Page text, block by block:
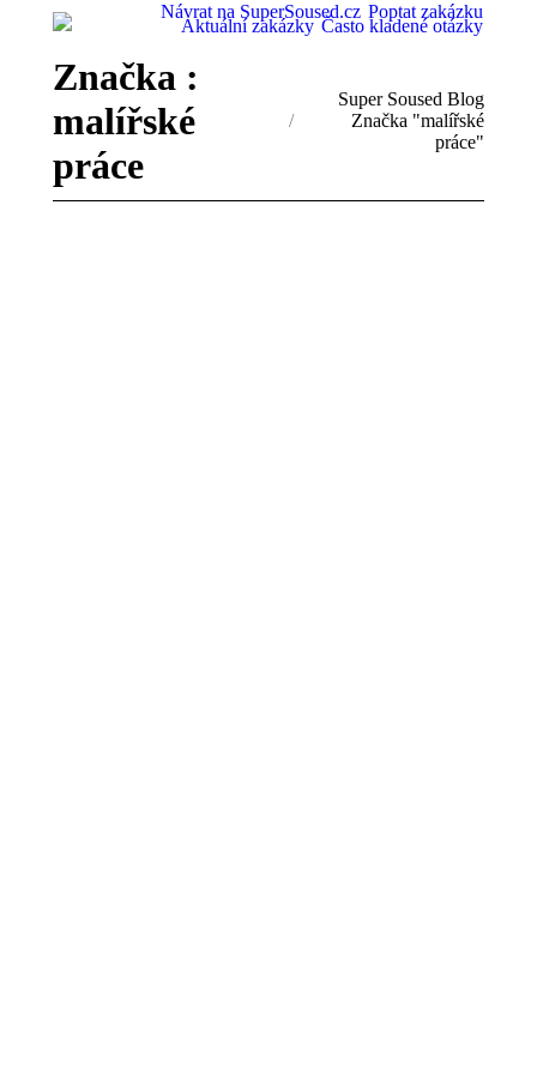
Návrat na SuperSoused.cz Poptat zakázku
Aktuální zakázky Často kladené otázky
Značka :
malířské
práce
You are here:Super Soused Blog
Značka "malířské
práce"